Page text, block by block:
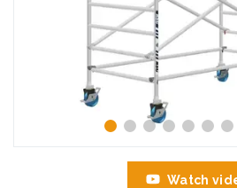
Watch